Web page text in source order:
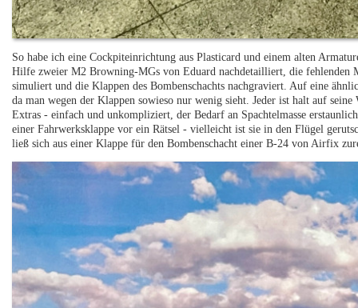
So habe ich eine Cockpiteinrichtung aus Plasticard und einem alten
Hilfe zweier M2 Browning-MGs von Eduard nachdetailliert, die fehlenden
simuliert und die Klappen des Bombenschachts nachgraviert. Auf eine
da man wegen der Klappen sowieso nur wenig sieht. Jeder ist halt auf
Extras - einfach und unkompliziert, der Bedarf an Spachtelmasse
einer Fahrwerksklappe vor ein Rätsel - vielleicht ist sie in den Flügel
ließ sich aus einer Klappe für den Bombenschacht einer B-24 von Airfix